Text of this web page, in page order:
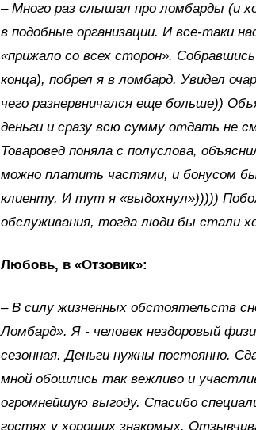
– Много раз слышал про ломбарды (и
в подобные организации. И все-таки
«прижало со всех сторон».
конца), побрел я в ломбард. Увидел
чего разнервничался еще больше))
деньги и сразу всю сумму отдать не
Товаровед поняла с полуслова,
можно платить частями, и бонусом
клиенту. И тут я «выдохнул»)))))
обслуживания, тогда люди бы стали
Любовь, в «Отзовик»:
– В силу жизненных обстоятельств
Ломбард». Я - человек нездоровый
сезонная. Деньги нужны постоянно.
мной обошлись так вежливо и
огромнейшую выгоду. Спасибо
гостях у хороших знакомых.